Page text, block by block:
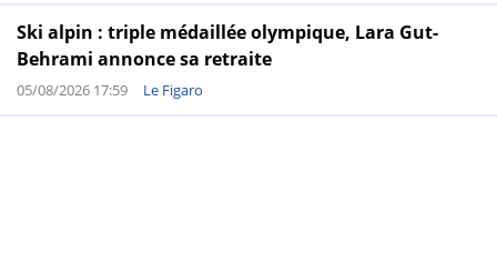
Ski alpin : triple médaillée olympique, Lara Gut-
Behrami annonce sa retraite
05/08/2026 17:59 Le Figaro